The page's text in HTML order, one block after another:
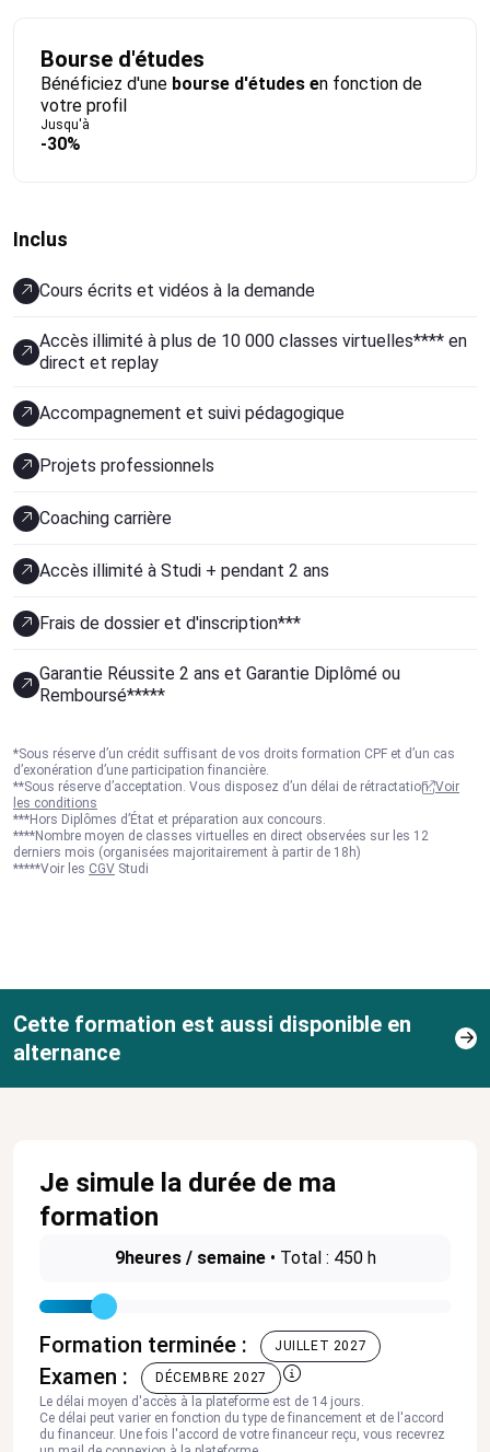
Bourse d'études
Bénéficiez d'une bourse d'études en fonction de
votre profil
Jusqu'à
-30%
Inclus
Cours écrits et vidéos à la demande
Accès illimité à plus de 10 000 classes virtuelles**** en
direct et replay
Accompagnement et suivi pédagogique
Projets professionnels
Coaching carrière
Accès illimité à Studi + pendant 2 ans
Frais de dossier et d'inscription***
Garantie Réussite 2 ans et Garantie Diplômé ou
Remboursé*****
*Sous réserve d’un crédit suffisant de vos droits formation CPF et d’un cas
d’exonération d’une participation financière.
**Sous réserve d’acceptation. Vous disposez d’un délai de rétractation.Voir
les conditions
***Hors Diplômes d’État et préparation aux concours.
****Nombre moyen de classes virtuelles en direct observées sur les 12
derniers mois (organisées majoritairement à partir de 18h)
*****Voir les CGV Studi
Cette formation est aussi disponible en
alternance
Je simule la durée de ma
formation
9heures / semaine • Total : 450 h
Formation terminée : JUILLET 2027
Examen :
DÉCEMBRE 2027
Le délai moyen d'accès à la plateforme est de 14 jours.
Ce délai peut varier en fonction du type de financement et de l'accord
du financeur. Une fois l'accord de votre financeur reçu, vous recevrez